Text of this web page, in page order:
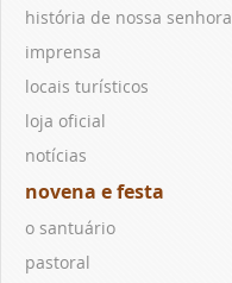
história de nossa senhora
imprensa
locais turísticos
loja oficial
notícias
novena e festa
o santuário
pastoral